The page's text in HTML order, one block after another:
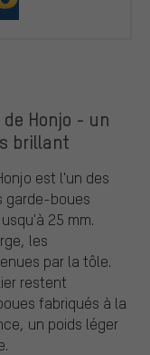
Honjo - un
brillant
est l'un des
garde-boues
25 mm.
les
par la tôle.
restent
fabriqués à la
un poids léger